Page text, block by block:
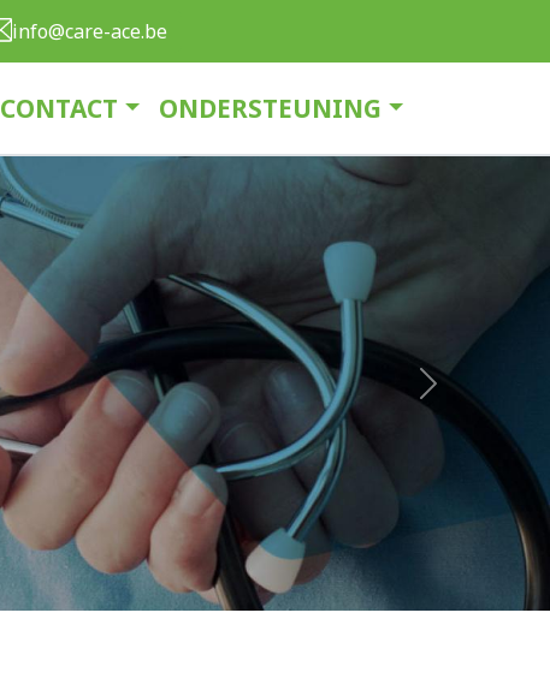
info@care-ace.be
CONTACT ONDERSTEUNING
Next